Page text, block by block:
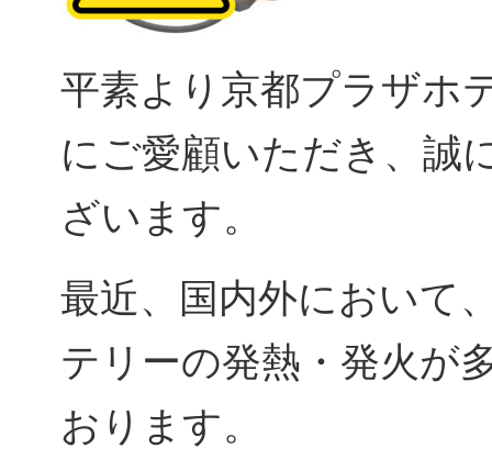
平素より京都プラザホ
にご愛顧いただき、誠
ざいます。
最近、国内外において
テリーの発熱・発火が
おります。